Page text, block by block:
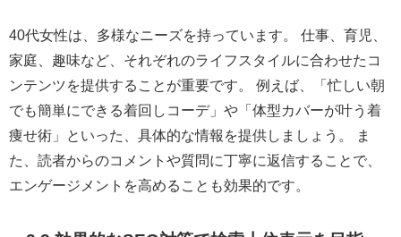
40代女性は、多様なニーズを持っています。 仕事、育児、
家庭、趣味など、それぞれのライフスタイルに合わせたコ
ンテンツを提供することが重要です。 例えば、「忙しい朝
でも簡単にできる着回しコーデ」や「体型カバーが叶う着
痩せ術」といった、具体的な情報を提供しましょう。 ま
た、読者からのコメントや質問に丁寧に返信することで、
エンゲージメントを高めることも効果的です。